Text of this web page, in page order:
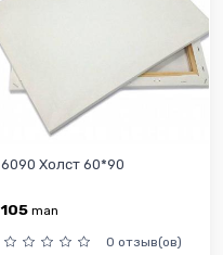
6090 Холст 60*90
105 man
0 отзыв(ов)